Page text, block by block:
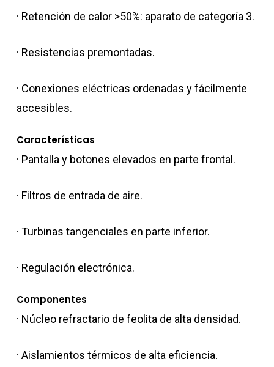
· Retención de calor >50%: aparato de categoría 3.
· Resistencias premontadas.
· Conexiones eléctricas ordenadas y fácilmente
accesibles.
Características
· Pantalla y botones elevados en parte frontal.
· Filtros de entrada de aire.
· Turbinas tangenciales en parte inferior.
· Regulación electrónica.
Componentes
· Núcleo refractario de feolita de alta densidad.
· Aislamientos térmicos de alta eficiencia.